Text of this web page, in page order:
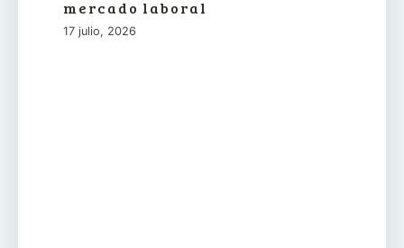
mercado laboral
17 julio, 2026